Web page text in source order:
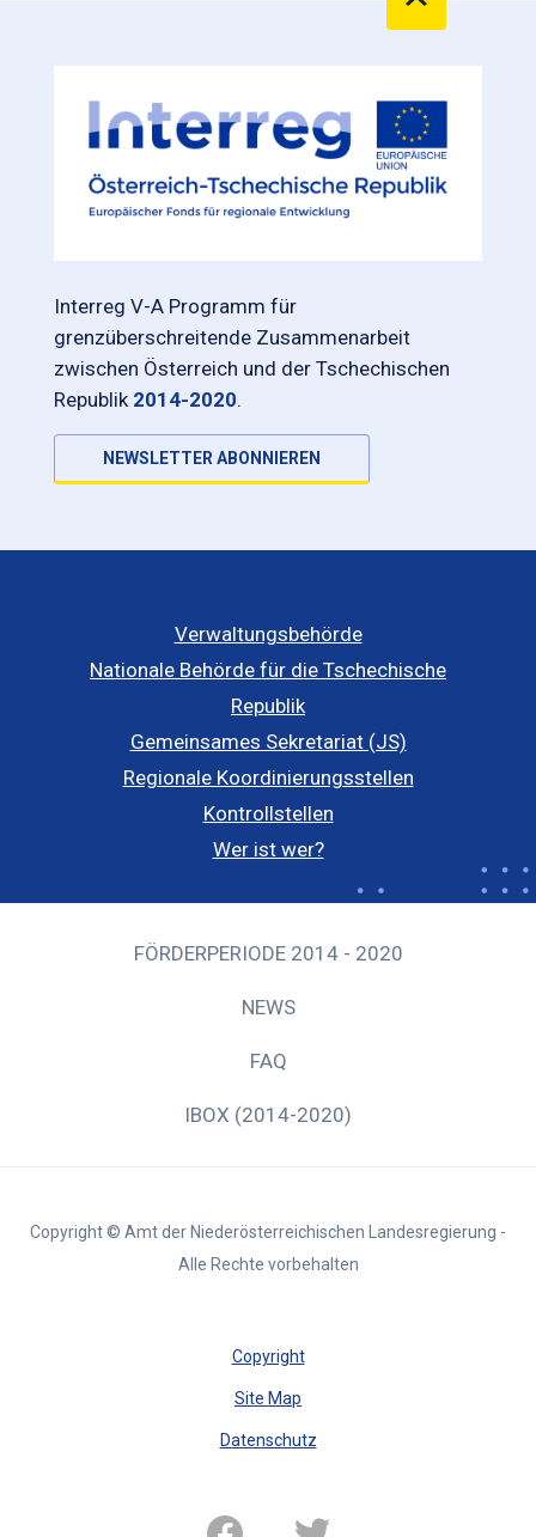
Interreg V-A Programm für
grenzüberschreitende Zusammenarbeit
zwischen Österreich und der Tschechischen
Republik 2014-2020.
NEWSLETTER ABONNIEREN
Verwaltungsbehörde
Nationale Behörde für die Tschechische
Republik
Gemeinsames Sekretariat (JS)
Regionale Koordinierungsstellen
Kontrollstellen
Wer ist wer?
FÖRDERPERIODE 2014 - 2020
NEWS
FAQ
IBOX (2014-2020)
Copyright © Amt der Niederösterreichischen Landesregierung -
Alle Rechte vorbehalten
Copyright
Site Map
Datenschutz